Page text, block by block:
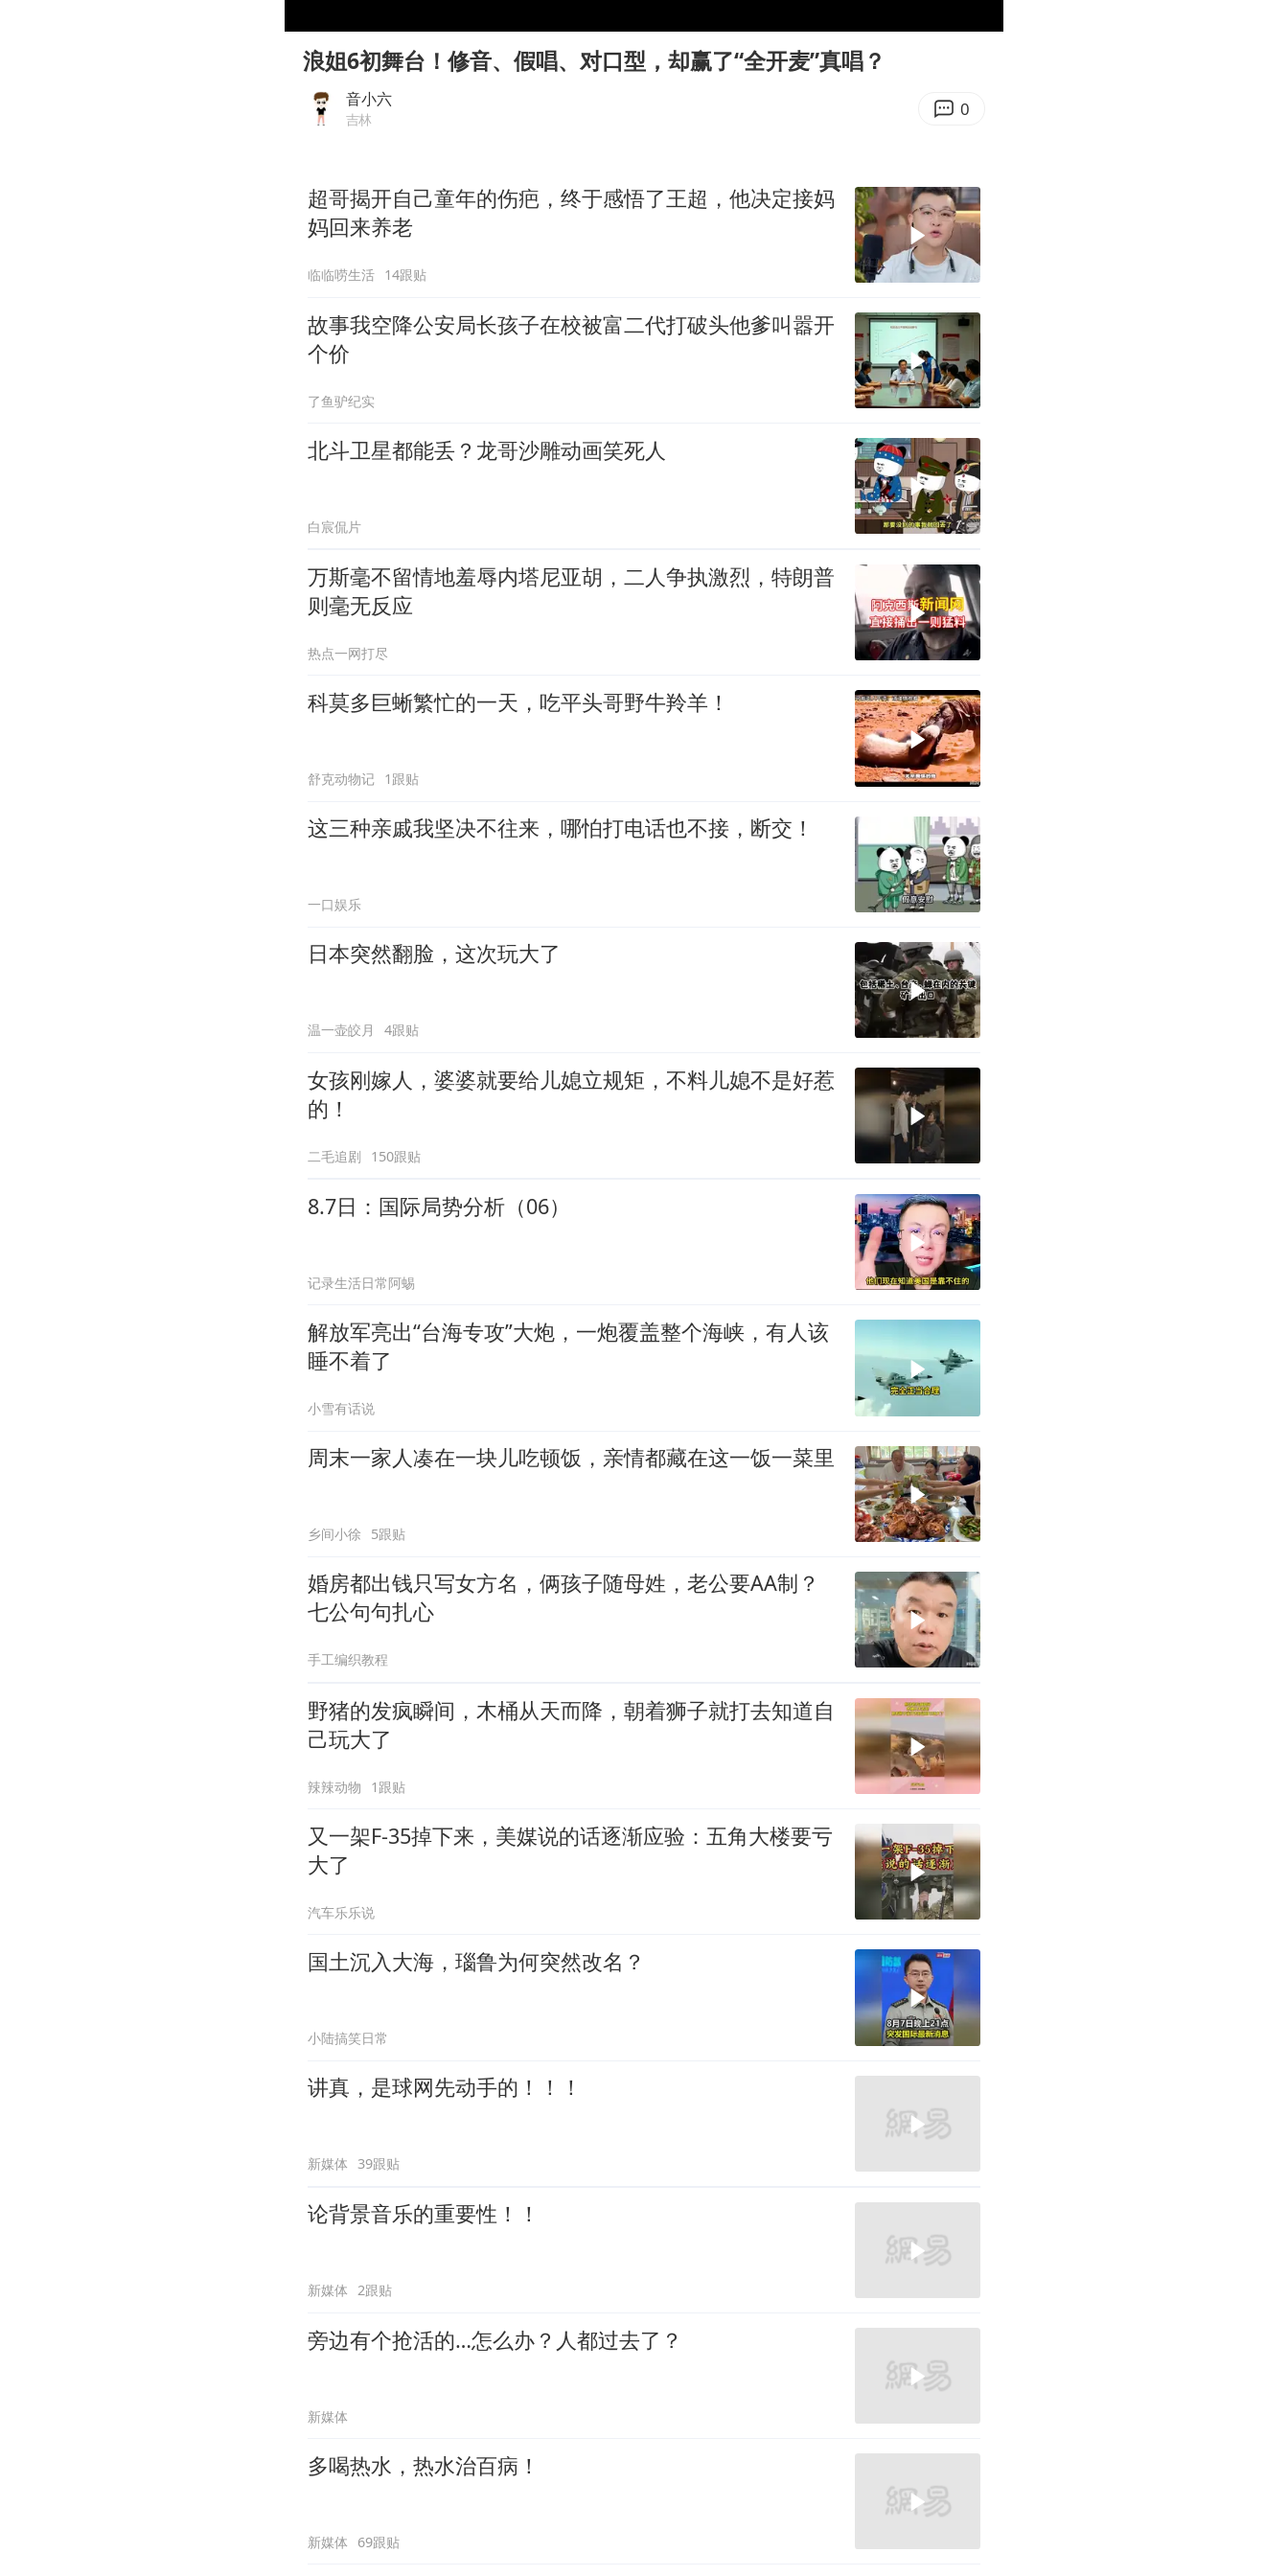
U17国足点球大战淘汰河床晋级决赛
胡彦斌获《歌手2026》歌王
美股存储板块集体大跌
浪姐6初舞台！修音、假唱、对口型，却赢了“全开麦”真唱？
音小六
吉林 0
超哥揭开自己童年的伤疤，终于感悟了王超，他决定接妈
妈回来养老
临临唠生活 14跟贴
故事我空降公安局长孩子在校被富二代打破头他爹叫嚣开
个价
了鱼驴纪实
北斗卫星都能丢？龙哥沙雕动画笑死人
白宸侃片
万斯毫不留情地羞辱内塔尼亚胡，二人争执激烈，特朗普
则毫无反应
热点一网打尽
科莫多巨蜥繁忙的一天，吃平头哥野牛羚羊！
舒克动物记 1跟贴
这三种亲戚我坚决不往来，哪怕打电话也不接，断交！
一口娱乐
日本突然翻脸，这次玩大了
温一壶皎月 4跟贴
女孩刚嫁人，婆婆就要给儿媳立规矩，不料儿媳不是好惹
的！
二毛追剧 150跟贴
8.7日：国际局势分析（06）
记录生活日常阿蜴
解放军亮出“台海专攻”大炮，一炮覆盖整个海峡，有人该
睡不着了
小雪有话说
周末一家人凑在一块儿吃顿饭，亲情都藏在这一饭一菜里
乡间小徐 5跟贴
婚房都出钱只写女方名，俩孩子随母姓，老公要AA制？
七公句句扎心
手工编织教程
野猪的发疯瞬间，木桶从天而降，朝着狮子就打去知道自
己玩大了
辣辣动物 1跟贴
又一架F-35掉下来，美媒说的话逐渐应验：五角大楼要亏
大了
汽车乐乐说
国土沉入大海，瑙鲁为何突然改名？
小陆搞笑日常
讲真，是球网先动手的！！！
新媒体 39跟贴
论背景音乐的重要性！！
新媒体 2跟贴
旁边有个抢活的…怎么办？人都过去了？
新媒体
多喝热水，热水治百病！
新媒体 69跟贴